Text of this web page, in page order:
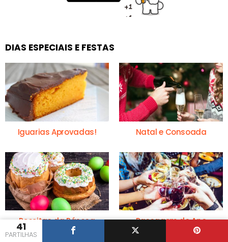
41
PARTILHAS
DIAS ESPECIAIS E FESTAS
Iguarias Aprovadas! Natal e Consoada
Receitas da Páscoa Passagem do Ano